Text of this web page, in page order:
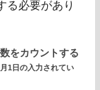
る必要があり
をカウントする
1日の入力されてい